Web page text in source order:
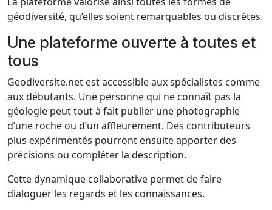
géodiversité, qu’elles soient remarquables ou discrètes.
Une plateforme ouverte à toutes et
tous
Geodiversite.net est accessible aux spécialistes comme
aux débutants. Une personne qui ne connaît pas la
géologie peut tout à fait publier une photographie
d’une roche ou d’un affleurement. Des contributeurs
plus expérimentés pourront ensuite apporter des
précisions ou compléter la description.
Cette dynamique collaborative permet de faire
dialoguer les regards et les connaissances.